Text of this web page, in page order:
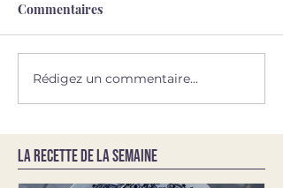
Commentaires
Rédigez un commentaire...
LA RECETTE DE LA SEMAINE